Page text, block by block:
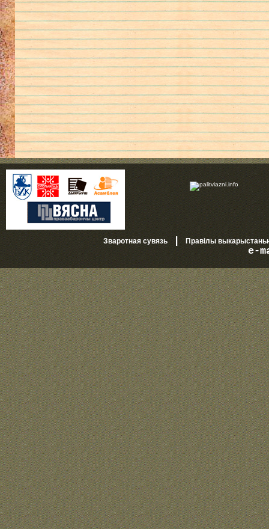
Зваротная сувязь| Правілы
e-